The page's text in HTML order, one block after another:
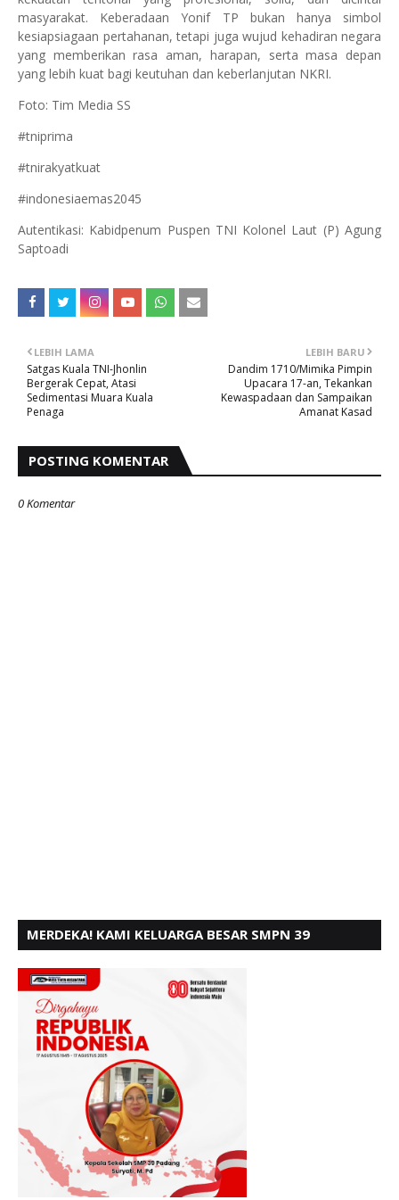
masyarakat. Keberadaan Yonif TP bukan hanya simbol
kesiapsiagaan pertahanan, tetapi juga wujud kehadiran negara
yang memberikan rasa aman, harapan, serta masa depan
yang lebih kuat bagi keutuhan dan keberlanjutan NKRI.
Foto: Tim Media SS
#tniprima
#tnirakyatkuat
#indonesiaemas2045
Autentikasi: Kabidpenum Puspen TNI Kolonel Laut (P) Agung
Saptoadi
LEBIH BARU
Dandim 1710/Mimika Pimpin
Upacara 17-an, Tekankan
Kewaspadaan dan Sampaikan
Amanat Kasad
LEBIH LAMA
Satgas Kuala TNI-Jhonlin
Bergerak Cepat, Atasi
Sedimentasi Muara Kuala
Penaga
POSTING KOMENTAR
0 Komentar
MERDEKA! KAMI KELUARGA BESAR SMPN 39